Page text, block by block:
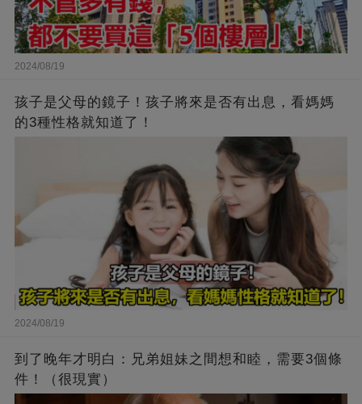
2024/08/19
孩子是父母的鏡子！孩子將來是否有出息，看媽媽
的3種性格就知道了！
2024/08/19
到了晚年才明白：兄弟姐妹之間想和睦，需要3個條
件！（很現實）